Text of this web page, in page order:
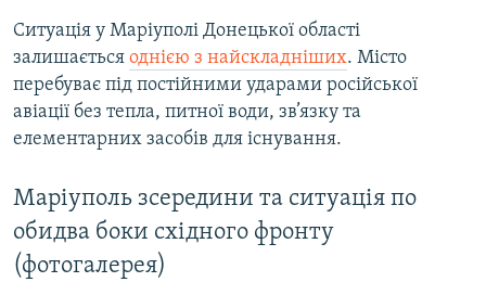
Ситуація у Маріуполі Донецької області
залишається однією з найскладніших. Місто
перебуває під постійними ударами російської
авіації без тепла, питної води, зв’язку та
елементарних засобів для існування.
Маріуполь зсередини та ситуація по
обидва боки східного фронту
(фотогалерея)